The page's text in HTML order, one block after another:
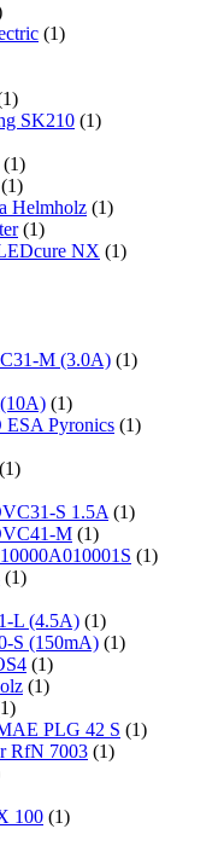
(1)
SK210 (1)
(1)
(1)
Helmholz (1)
(1)
NX (1)
M (3.0A) (1)
(1)
ESA Pyronics (1)
(1)
S 1.5A (1)
M (1)
(1)
(1)
L (4.5A) (1)
S (150mA) (1)
(1)
(1)
PLG 42 S (1)
RfN 7003 (1)
100 (1)